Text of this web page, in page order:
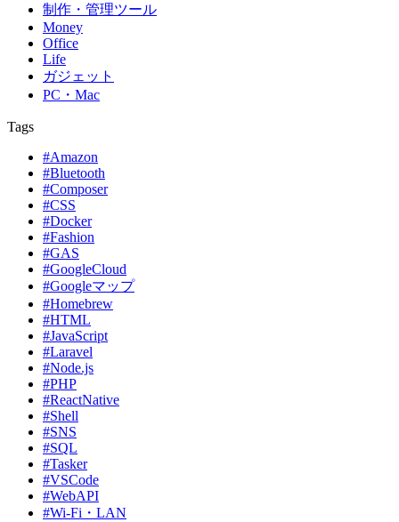
制作・管理ツール
Money
Office
Life
ガジェット
PC・Mac
Tags
#Amazon
#Bluetooth
#Composer
#CSS
#Docker
#Fashion
#GAS
#GoogleCloud
#Googleマップ
#Homebrew
#HTML
#JavaScript
#Laravel
#Node.js
#PHP
#ReactNative
#Shell
#SNS
#SQL
#Tasker
#VSCode
#WebAPI
#Wi-Fi・LAN